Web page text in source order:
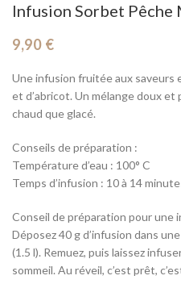
Infusion Sorbet
9,90 €
Une infusion fruitée aux saveurs
et d’abricot. Un mélange doux
chaud que glacé.
Conseils de préparation :
Température d’eau : 100° C
Temps d’infusion : 10 à 14
Conseil de préparation pour une
Déposez 40 g d’infusion dans
(1.5 l). Remuez, puis laissez
sommeil. Au réveil, c’est prêt,